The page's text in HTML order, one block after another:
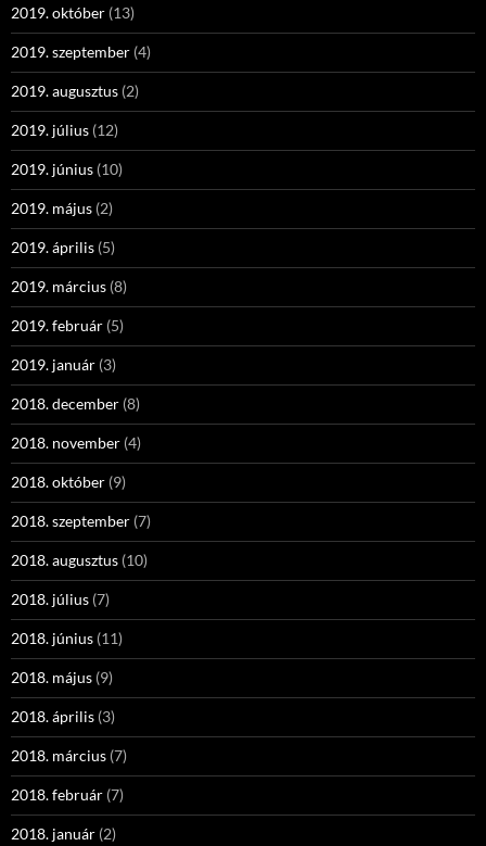
2019. október (13)
2019. szeptember (4)
2019. augusztus (2)
2019. július (12)
2019. június (10)
2019. május (2)
2019. április (5)
2019. március (8)
2019. február (5)
2019. január (3)
2018. december (8)
2018. november (4)
2018. október (9)
2018. szeptember (7)
2018. augusztus (10)
2018. július (7)
2018. június (11)
2018. május (9)
2018. április (3)
2018. március (7)
2018. február (7)
2018. január (2)